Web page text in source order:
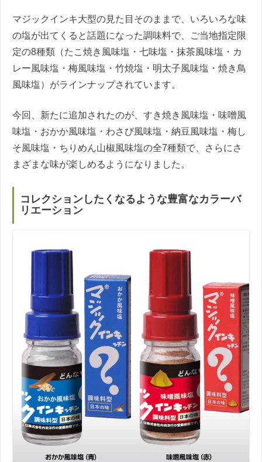
マジックインキ大型の見た目そのままで、いろいろな味
の塩が出てくると話題になった調味料で、ご当地指定限
定の8種類（たこ焼き風味塩・七味塩・抹茶風味塩・カ
レー風味塩・梅風味塩・竹焼塩・明太子風味塩・焼き鳥
風味塩）がラインナップされています。
今回、新たに追加されたのが、すき焼き風味塩・味噌風
味塩・おかか風味塩・わさび風味塩・納豆風味塩・梅し
そ風味塩・ちりめん山椒風味塩の全7種類で、さらにさ
まざまな味が楽しめるようになりました。
コレクションしたくなるような豊富なカラーバ
リエーション